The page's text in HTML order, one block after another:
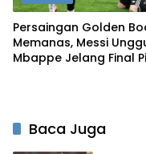
Persaingan Golden
Memanas, Messi
Mbappe Jelang Final
Baca Juga